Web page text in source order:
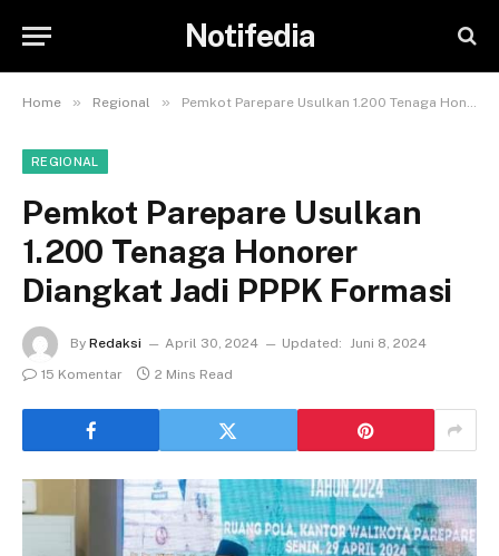
Notifedia
Home » Regional » Pemkot Parepare Usulkan 1.200 Tenaga Honorer Diangkat Jadi PPPK Formasi
REGIONAL
Pemkot Parepare Usulkan
1.200 Tenaga Honorer
Diangkat Jadi PPPK Formasi
By Redaksi April 30, 2024 Updated: Juni 8, 2024
15 Komentar
2 Mins Read